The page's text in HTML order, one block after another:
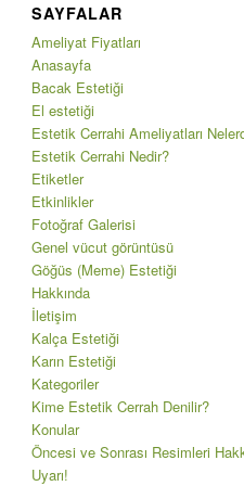
SAYFALAR
Ameliyat Fiyatları
Anasayfa
Bacak Estetiği
El estetiği
Estetik Cerrahi Ameliyatları
Estetik Cerrahi Nedir?
Etiketler
Etkinlikler
Fotoğraf Galerisi
Genel vücut görüntüsü
Göğüs (Meme) Estetiği
Hakkında
İletişim
Kalça Estetiği
Karın Estetiği
Kategoriler
Kime Estetik Cerrah Denilir?
Konular
Öncesi ve Sonrası Resimleri
Uyarı!